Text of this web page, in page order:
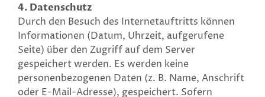
4. Datenschutz
Durch den Besuch des Internetauftritts können
Informationen (Datum, Uhrzeit, aufgerufene
Seite) über den Zugriff auf dem Server
gespeichert werden. Es werden keine
personenbezogenen Daten (z. B. Name, Anschrift
oder E-Mail-Adresse), gespeichert. Sofern